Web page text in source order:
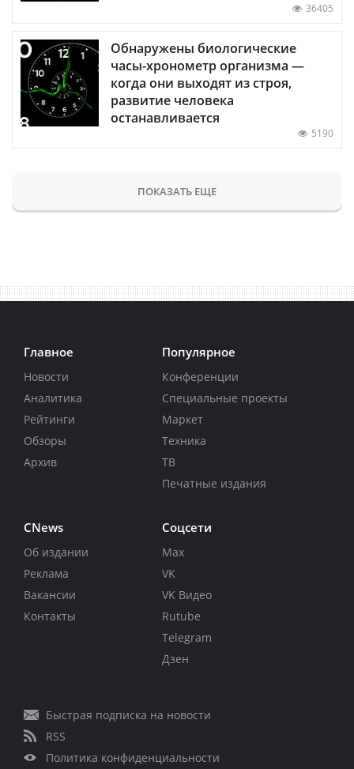
36405
Обнаружены биологические
часы-хронометр организма —
когда они выходят из строя,
развитие человека
останавливается
5190
ПОКАЗАТЬ ЕЩЕ
Главное
Новости
Аналитика
Рейтинги
Обзоры
Архив
Популярное
Конференции
Специальные проекты
Маркет
Техника
ТВ
Печатные издания
CNews
Об издании
Реклама
Вакансии
Контакты
Соцсети
Max
VK
VK Видео
Rutube
Telegram
Дзен
Быстрая подписка на новости
RSS
Политика конфиденциальности